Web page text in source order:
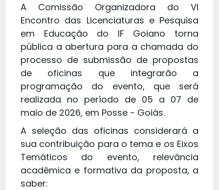
A Comissão Organizadora do VI
Encontro das Licenciaturas e Pesquisa
em Educação do IF Goiano torna
pública a abertura para a chamada do
processo de submissão de propostas
de oficinas que integrarão a
programação do evento, que será
realizada no período de 05 a 07 de
maio de 2026, em Posse - Goiás.
A seleção das oficinas considerará a
sua contribuição para o tema e os Eixos
Temáticos do evento, relevância
acadêmica e formativa da proposta, a
saber: